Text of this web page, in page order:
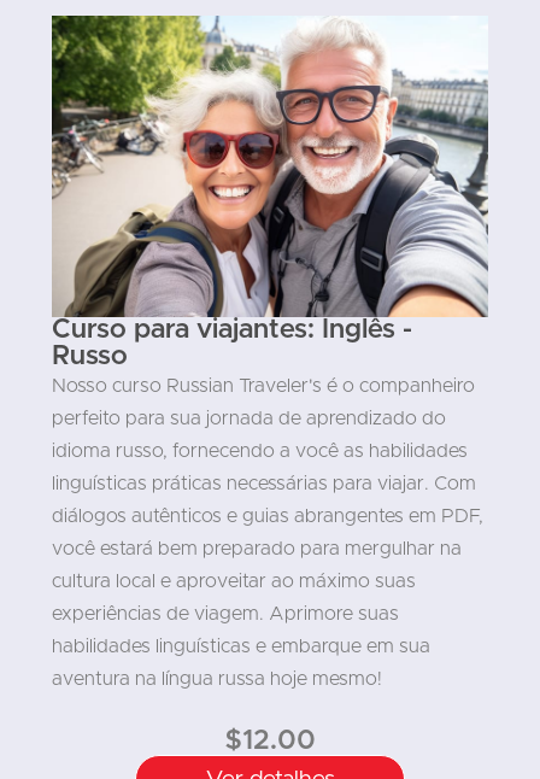
Curso para viajantes: Inglês -
Russo
Nosso curso Russian Traveler's é o companheiro
perfeito para sua jornada de aprendizado do
idioma russo, fornecendo a você as habilidades
linguísticas práticas necessárias para viajar. Com
diálogos autênticos e guias abrangentes em PDF,
você estará bem preparado para mergulhar na
cultura local e aproveitar ao máximo suas
experiências de viagem. Aprimore suas
habilidades linguísticas e embarque em sua
aventura na língua russa hoje mesmo!
$12.00